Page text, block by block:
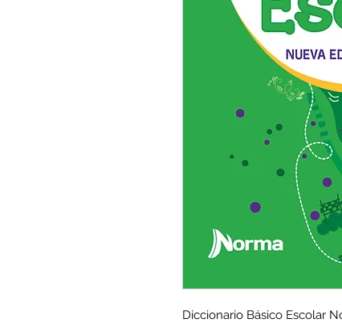
Diccionario Básico Escolar